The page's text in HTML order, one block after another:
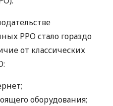
РРО стало гораздо
от классических
оборудования;